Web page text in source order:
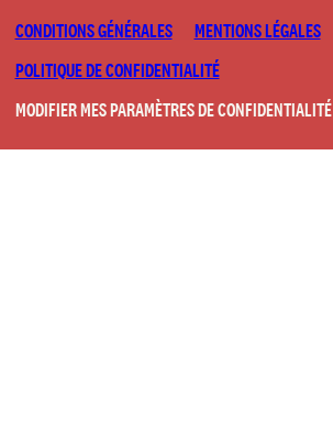
CONDITIONS GÉNÉRALES
MENTIONS LÉGALES
POLITIQUE DE CONFIDENTIALITÉ
MODIFIER MES PARAMÈTRES DE CONFIDENTIALITÉ